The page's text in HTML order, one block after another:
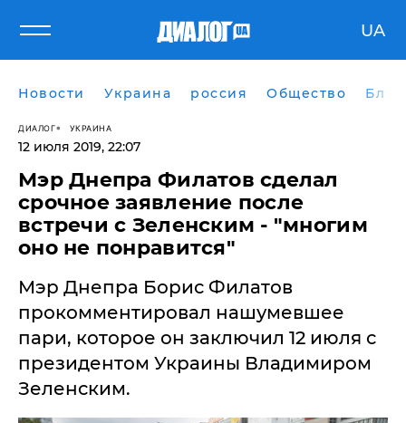
UA
Новости Украина россия Общество
ДИАЛОГ УКРАИНА
12 июля 2019, 22:07
​Мэр Днепра Филатов сделал
срочное заявление после
встречи с Зеленским - "многим
оно не понравится"
Мэр Днепра Борис Филатов
прокомментировал нашумевшее
пари, которое он заключил 12 июля с
президентом Украины Владимиром
Зеленским.